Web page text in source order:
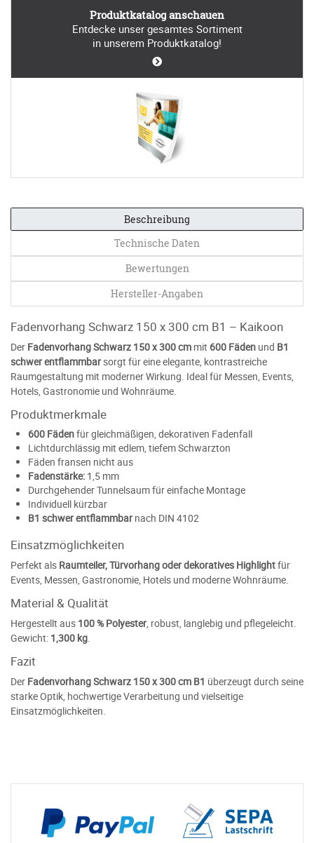
Produktkatalog anschauen
Entdecke unser gesamtes Sortiment
in unserem Produktkatalog!
Beschreibung
Technische Daten
Bewertungen
Hersteller-Angaben
Fadenvorhang Schwarz 150 x 300 cm B1 – Kaikoon
Der Fadenvorhang Schwarz 150 x 300 cm mit 600 Fäden und B1
schwer entflammbarsorgt für eine elegante, kontrastreiche
Raumgestaltung mit moderner Wirkung. Ideal für Messen, Events,
Hotels, Gastronomie und Wohnräume.
Produktmerkmale
600 Fädenfür gleichmäßigen, dekorativen Fadenfall
Lichtdurchlässig mit edlem, tiefem Schwarzton
Fäden fransen nicht aus
Fadenstärke: 1,5 mm
Durchgehender Tunnelsaum für einfache Montage
Individuell kürzbar
B1 schwer entflammbar nach DIN 4102
Einsatzmöglichkeiten
Perfekt als Raumteiler, Türvorhang oder dekoratives Highlightfür
Events, Messen, Gastronomie, Hotels und moderne Wohnräume.
Material & Qualität
Hergestellt aus 100 % Polyester , robust, langlebig und pflegeleicht.
Gewicht: 1,300 kg
Fazit
Der Fadenvorhang Schwarz 150 x 300 cm B1 überzeugt durch seine
starke Optik, hochwertige Verarbeitung und vielseitige
Einsatzmöglichkeiten.